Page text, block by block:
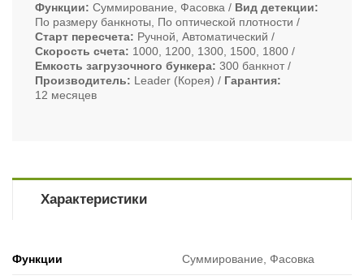
Функции Суммирование, Фасовка
Вид детекции
По размеру банкноты, По оптической плотности
Старт пересчета
Ручной, Автоматический
Скорость счета
1000, 1200, 1300, 1500, 1800
Емкость загрузочного бункера 300 банкнот
Производитель
Leader (Корея)
Гарантия
12 месяцев
Характеристики
Функции Суммирование, Фасовка